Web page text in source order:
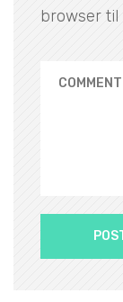
browser